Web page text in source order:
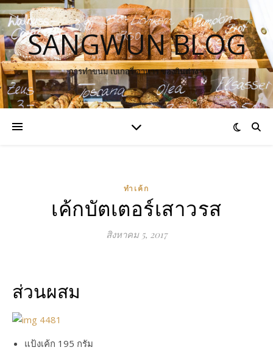
SANGWUN BLOG
การทำขนม เบเกอรี่ อาหาร ของกินต่าง ๆ
ทำเค้ก
เค้กบัตเตอร์เสาวรส
สิงหาคม 5, 2017
ส่วนผสม
แป้งเค้ก 195 กรัม